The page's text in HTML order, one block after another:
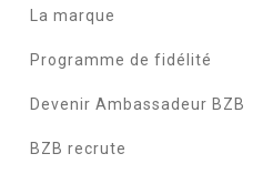
La marque
Programme de fidélité
Devenir Ambassadeur BZB
BZB recrute